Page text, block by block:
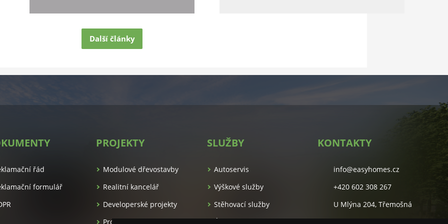
Další články
řád
formulář
PROJEKTY
Modulové dřevostavby
Realitní kancelář
Developerské projekty
Pronájem apartmánů
SLUŽBY
Autoservis
Výškové služby
Stěhovací služby
Úklidové služby
KONTAKTY
info@easyhomes.cz
+420 602 308 267
U Mlýna 204, Třemošná
Studentská 55A, Plzeň